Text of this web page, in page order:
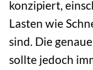
konzipiert,
Lasten wie
sind. Die
sollte jedoch